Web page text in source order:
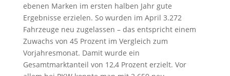
ebenen Marken im ersten halben Jahr gute
Ergebnisse erzielen. So wurden im April 3.272
Fahrzeuge neu zugelassen – das entspricht einem
Zuwachs von 45 Prozent im Vergleich zum
Vorjahresmonat. Damit wurde ein
Gesamtmarktanteil von 12,4 Prozent erzielt. Vor